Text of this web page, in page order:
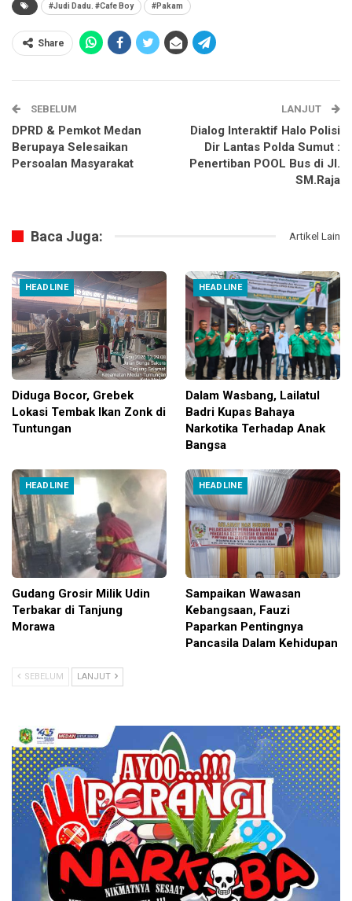
#Judi Dadu. #Cafe Boy #Pakam
Share
SEBELUM
DPRD & Pemkot Medan
Berupaya Selesaikan
Persoalan Masyarakat
LANJUT
Dialog Interaktif Halo Polisi
Dir Lantas Polda Sumut :
Penertiban POOL Bus di Jl.
SM.Raja
Baca Juga: Artikel Lain
HEADLINE
Diduga Bocor, Grebek
Lokasi Tembak Ikan Zonk di
Tuntungan
HEADLINE
Dalam Wasbang, Lailatul
Badri Kupas Bahaya
Narkotika Terhadap Anak
Bangsa
HEADLINE
Gudang Grosir Milik Udin
Terbakar di Tanjung
Morawa
HEADLINE
Sampaikan Wawasan
Kebangsaan, Fauzi
Paparkan Pentingnya
Pancasila Dalam Kehidupan
SEBELUM LANJUT